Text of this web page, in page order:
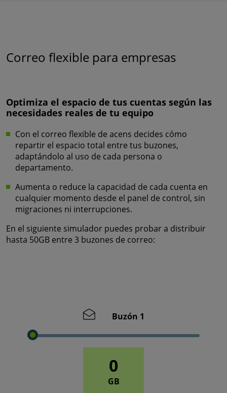
Correo flexible para empresas
Optimiza el espacio de tus cuentas según las
necesidades reales de tu equipo
Con el correo flexible de acens decides cómo
repartir el espacio total entre tus buzones,
adaptándolo al uso de cada persona o
departamento.
Aumenta o reduce la capacidad de cada cuenta en
cualquier momento desde el panel de control, sin
migraciones ni interrupciones.
En el siguiente simulador puedes probar a distribuir
hasta 50GB entre 3 buzones de correo:
Buzón 1
0
GB